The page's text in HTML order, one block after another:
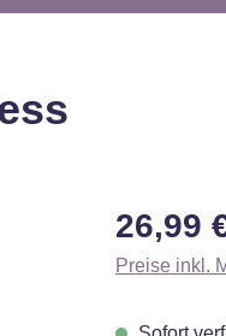
Regulärer
26,99
Preise inkl.